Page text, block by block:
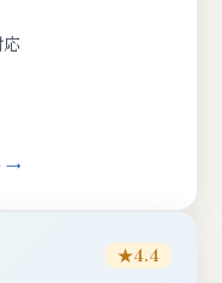
→
★4.4